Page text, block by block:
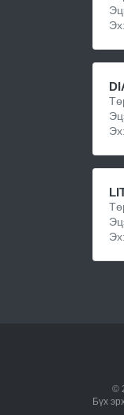
Эх:
Эх:
Эх:
©
Бүх